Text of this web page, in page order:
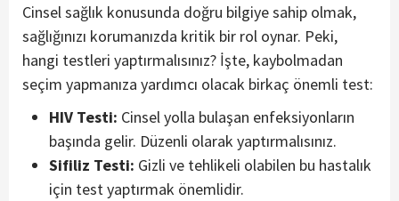
Cinsel sağlık konusunda doğru bilgiye sahip olmak,
sağlığınızı korumanızda kritik bir rol oynar. Peki,
hangi testleri yaptırmalısınız? İşte, kaybolmadan
seçim yapmanıza yardımcı olacak birkaç önemli test:
HIV Testi: Cinsel yolla bulaşan enfeksiyonların
başında gelir. Düzenli olarak yaptırmalısınız.
Sifiliz Testi: Gizli ve tehlikeli olabilen bu hastalık
için test yaptırmak önemlidir.